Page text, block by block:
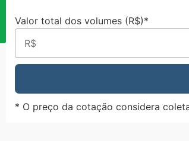
Valor total dos volumes (R$)*
* O preço da cotação considera